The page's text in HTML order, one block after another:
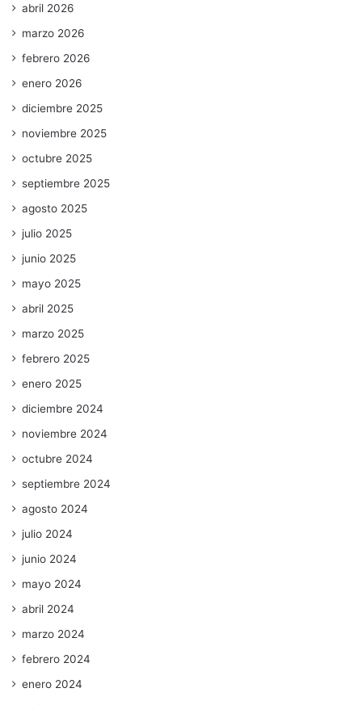
abril 2026
marzo 2026
febrero 2026
enero 2026
diciembre 2025
noviembre 2025
octubre 2025
septiembre 2025
agosto 2025
julio 2025
junio 2025
mayo 2025
abril 2025
marzo 2025
febrero 2025
enero 2025
diciembre 2024
noviembre 2024
octubre 2024
septiembre 2024
agosto 2024
julio 2024
junio 2024
mayo 2024
abril 2024
marzo 2024
febrero 2024
enero 2024